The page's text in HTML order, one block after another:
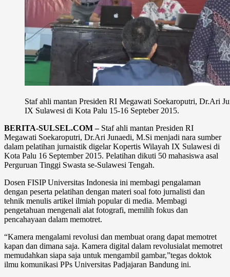
Staf ahli mantan Presiden RI Megawati Soekaroputri, Dr.Ari
IX Sulawesi di Kota Palu 15-16 Septeber 2015.
BERITA-SULSEL.COM –Staf ahli mantan Presiden RI
Megawati Soekaroputri, Dr.Ari Junaedi, M.Si menjadi nara sumber
dalam pelatihan jurnaistik digelar Kopertis Wilayah IX Sulawesi di
Kota Palu 16 September 2015. Pelatihan dikuti 50 mahasiswa asal
Perguruan Tinggi Swasta se-Sulawesi Tengah.
Dosen FISIP Universitas Indonesia ini membagi pengalaman
dengan peserta pelatihan dengan materi soal foto jurnalisti dan
tehnik menulis artikel ilmiah popular di media. Membagi
pengetahuan mengenali alat fotografi, memilih fokus dan
pencahayaan dalam memotret.
“Kamera mengalami revolusi dan membuat orang dapat memotret
kapan dan dimana saja. Kamera digital dalam revolusialat memotret
memudahkan siapa saja untuk mengambil gambar,”tegas doktok
ilmu komunikasi PPs Universitas Padjajaran Bandung ini.